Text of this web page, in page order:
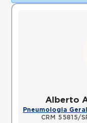
Alberto
Pneumologia Geral
CRM 55815/